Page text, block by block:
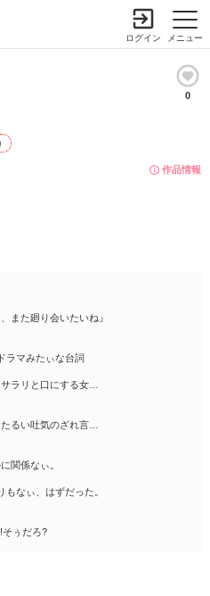
メニュー
ログイン
0
作品情報
また廻り会いたいね』
ラマみたぃな台詞
ラリと口にする女…
るい吐気のざれ言…
関係なぃ。
なぃ、はずだった。
そぅだろ?